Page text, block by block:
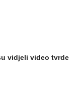
vidjeli video tvrde